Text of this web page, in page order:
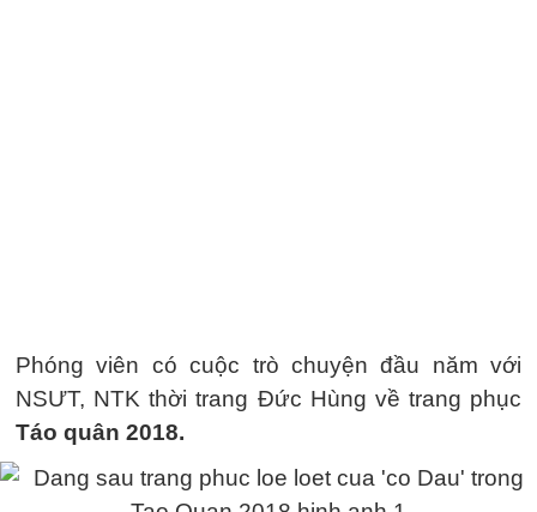
Phóng viên có cuộc trò chuyện đầu năm với
NSƯT, NTK thời trang Đức Hùng về trang phục
Táo quân 2018.